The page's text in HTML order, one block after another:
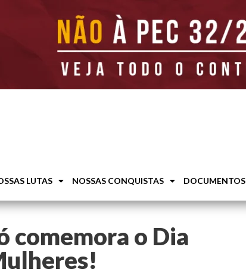
LUTAS NOSSAS CONQUISTAS DOCUMENTOS
comemora o Dia